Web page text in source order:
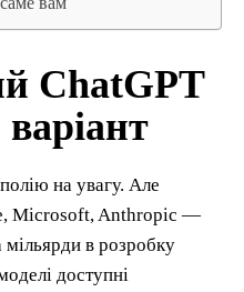
ChatGPT
на увагу. Але
Microsoft, Anthropic —
в розробку
доступні